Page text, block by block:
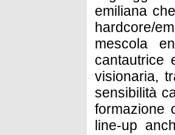
emiliana
hardcore/
mescola
cantautrice
visionaria,
sensibilità
formazione
line-up